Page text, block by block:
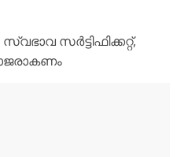
സർട്ടിഫിക്കറ്റ്,